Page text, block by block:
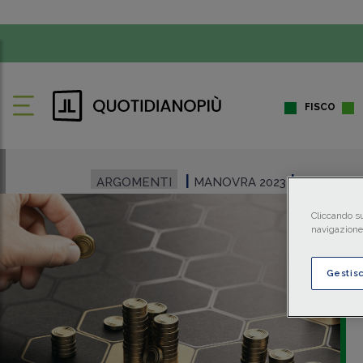
FISCO
ARGOMENTI MANOVRA 2023 ZES
Cliccando